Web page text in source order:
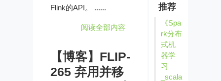
Flink的API。 ......
阅读全部内容
【博客】FLIP-
265 弃用并移
推荐
《Spa
rk分布
式机
器学
习
_scala